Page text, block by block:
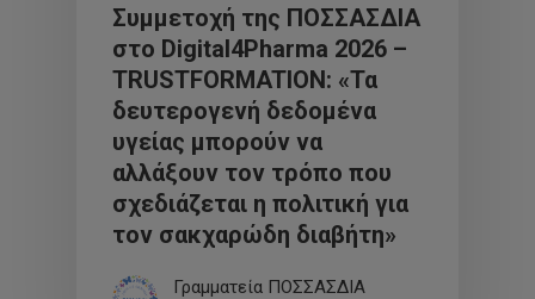
Συμμετοχή της ΠΟΣΣΑΣΔΙΑ
στο Digital4Pharma 2026 –
TRUSTFORMATION: «Τα
δευτερογενή δεδομένα
υγείας μπορούν να
αλλάξουν τον τρόπο που
σχεδιάζεται η πολιτική για
τον σακχαρώδη διαβήτη»
Γραμματεία ΠΟΣΣΑΣΔΙΑ